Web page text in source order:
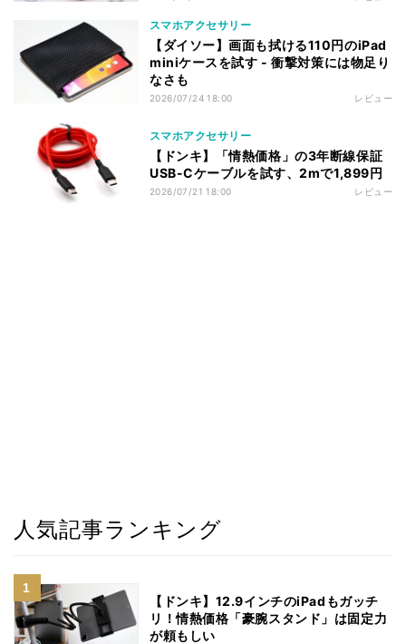
スマホアクセサリー
【ダイソー】画面も拭ける110円のiPad
miniケースを試す - 衝撃対策には物足り
なさも
2026/07/24 18:00 レビュー
スマホアクセサリー
【ドンキ】「情熱価格」の3年断線保証
USB-Cケーブルを試す、2mで1,899円
2026/07/21 18:00 レビュー
人気記事ランキング
【ドンキ】12.9インチのiPadもガッチ
リ！情熱価格「豪腕スタンド」は固定力
が頼もしい